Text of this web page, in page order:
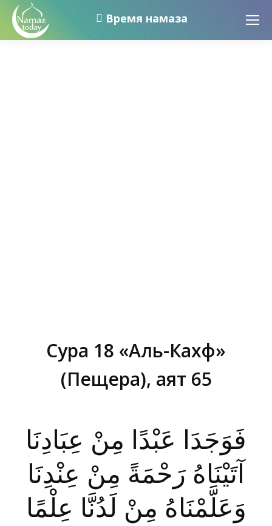
Время намаза
Сура 18 «Аль-Кахф»
(Пещера), аят 65
فَوَجَدَا عَبْدًا مِنْ عِبَادِنَا
آتَيْنَاهُ رَحْمَةً مِنْ عِنْدِنَا
وَعَلَّمْنَاهُ مِنْ لَدُنَّا عِلْمًا